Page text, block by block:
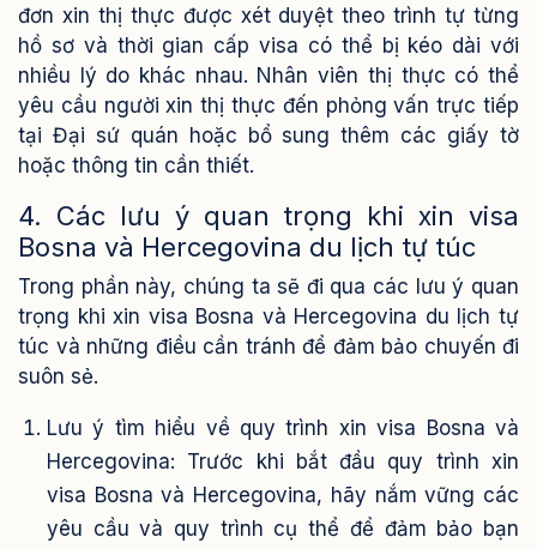
đơn xin thị thực được xét duyệt theo trình tự từng
hồ sơ và thời gian cấp visa có thể bị kéo dài với
nhiều lý do khác nhau. Nhân viên thị thực có thể
yêu cầu người xin thị thực đến phỏng vấn trực tiếp
tại Đại sứ quán hoặc bổ sung thêm các giấy tờ
hoặc thông tin cần thiết.
4. Các lưu ý quan trọng khi xin visa
Bosna và Hercegovina du lịch tự túc
Trong phần này, chúng ta sẽ đi qua các lưu ý quan
trọng khi xin visa Bosna và Hercegovina du lịch tự
túc và những điều cần tránh để đảm bảo chuyến đi
suôn sẻ.
Lưu ý tìm hiểu về quy trình xin visa Bosna và
Hercegovina: Trước khi bắt đầu quy trình xin
visa Bosna và Hercegovina, hãy nắm vững các
yêu cầu và quy trình cụ thể để đảm bảo bạn